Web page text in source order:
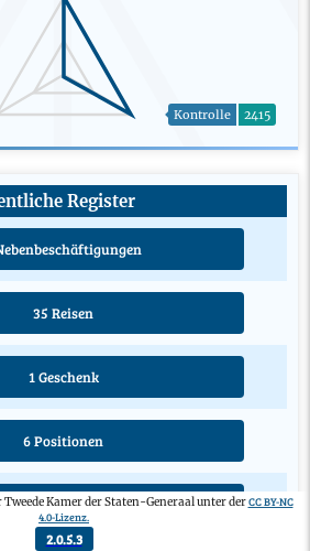
Kontrolle 2415
Register
35 Reisen
1 Geschenk
6 Positionen
3 Ausbildungen
Kamer der Staten-Generaal unter derCC BY-NC
4.0-Lizenz.
2.0.5.3